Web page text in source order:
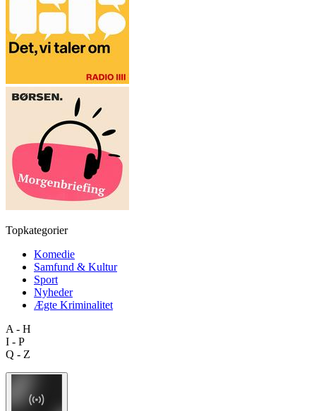
Topkategorier
Komedie
Samfund & Kultur
Sport
Nyheder
Ægte Kriminalitet
A - H
I - P
Q - Z